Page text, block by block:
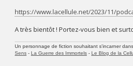
https://www.lacellule.net/2023/11/
A très bientôt ! Portez-vous bien et
Un personnage de fiction souhaitant s'incarner
Sens - La Guerre des Immortels - Le Blog de la